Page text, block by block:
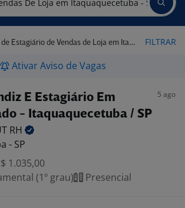
de Vendas de Loja em Itaquaquecetuba - SP FILTRAR
Ativar Aviso de Vagas
E Estagiário Em
- Itaquaquecetuba / SP
5 ago
RH
- SP
1.035,00
(1º grau)
Presencial